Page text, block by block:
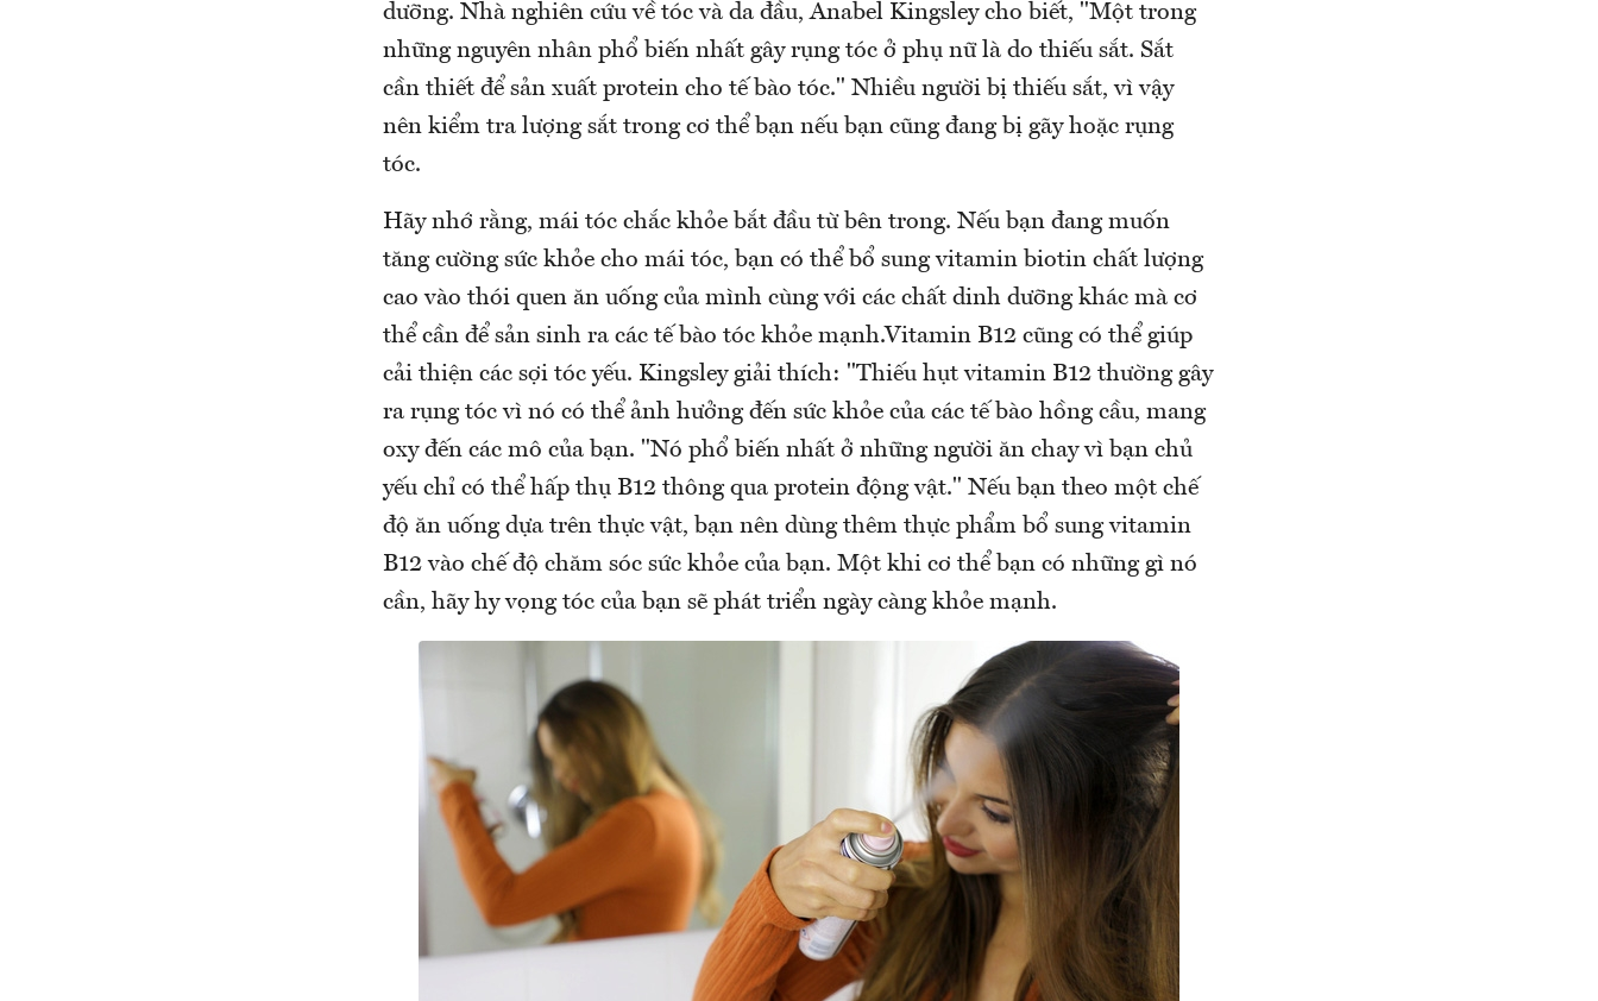
dưỡng. Nhà nghiên cứu về tóc và da đầu, Anabel Kingsley cho biết, "Một trong
những nguyên nhân phổ biến nhất gây rụng tóc ở phụ nữ là do thiếu sắt. Sắt
cần thiết để sản xuất protein cho tế bào tóc." Nhiều người bị thiếu sắt, vì vậy
nên kiểm tra lượng sắt trong cơ thể bạn nếu bạn cũng đang bị gãy hoặc rụng
tóc.
Hãy nhớ rằng, mái tóc chắc khỏe bắt đầu từ bên trong. Nếu bạn đang muốn
tăng cường sức khỏe cho mái tóc, bạn có thể bổ sung vitamin biotin chất lượng
cao vào thói quen ăn uống của mình cùng với các chất dinh dưỡng khác mà cơ
thể cần để sản sinh ra các tế bào tóc khỏe mạnh.Vitamin B12 cũng có thể giúp
cải thiện các sợi tóc yếu. Kingsley giải thích: "Thiếu hụt vitamin B12 thường gây
ra rụng tóc vì nó có thể ảnh hưởng đến sức khỏe của các tế bào hồng cầu, mang
oxy đến các mô của bạn. "Nó phổ biến nhất ở những người ăn chay vì bạn chủ
yếu chỉ có thể hấp thụ B12 thông qua protein động vật." Nếu bạn theo một chế
độ ăn uống dựa trên thực vật, bạn nên dùng thêm thực phẩm bổ sung vitamin
B12 vào chế độ chăm sóc sức khỏe của bạn. Một khi cơ thể bạn có những gì nó
cần, hãy hy vọng tóc của bạn sẽ phát triển ngày càng khỏe mạnh.